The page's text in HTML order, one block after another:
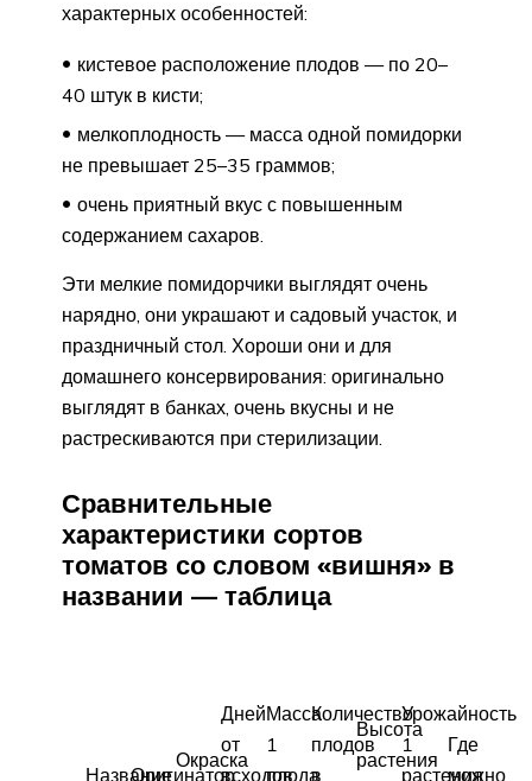
характерных особенностей:
кистевое расположение плодов — по 20–
40 штук в кисти;
мелкоплодность — масса одной помидорки
не превышает 25–35 граммов;
очень приятный вкус с повышенным
содержанием сахаров.
Эти мелкие помидорчики выглядят очень
нарядно, они украшают и садовый участок, и
праздничный стол. Хороши они и для
домашнего консервирования: оригинально
выглядят в банках, очень вкусны и не
растрескиваются при стерилизации.
Сравнительные
характеристики сортов
томатов со словом «вишня» в
названии — таблица
НазваниеОригинатор
Окраска
Дней
от
всходов
Масса
1
плода
Количество
плодов
в
Высота
растения
Урожайность
1
растения
Где
можно